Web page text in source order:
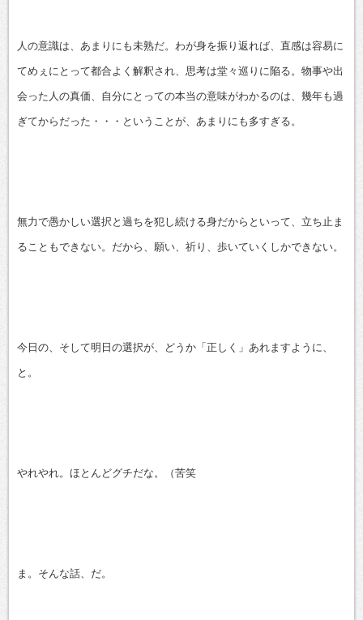
人の意識は、あまりにも未熟だ。わが身を振り返れば、直感は容易に
てめぇにとって都合よく解釈され、思考は堂々巡りに陥る。物事や出
会った人の真価、自分にとっての本当の意味がわかるのは、幾年も過
ぎてからだった・・・ということが、あまりにも多すぎる。
無力で愚かしい選択と過ちを犯し続ける身だからといって、立ち止ま
ることもできない。だから、願い、祈り、歩いていくしかできない。
今日の、そして明日の選択が、どうか「正しく」あれますように、
と。
やれやれ。ほとんどグチだな。（苦笑
ま。そんな話、だ。